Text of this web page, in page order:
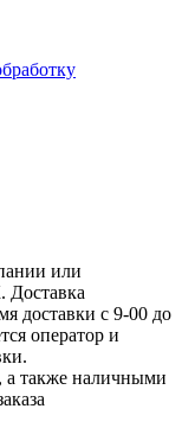
или
Доставка
доставки с 9-00 до
оператор и
а также наличными